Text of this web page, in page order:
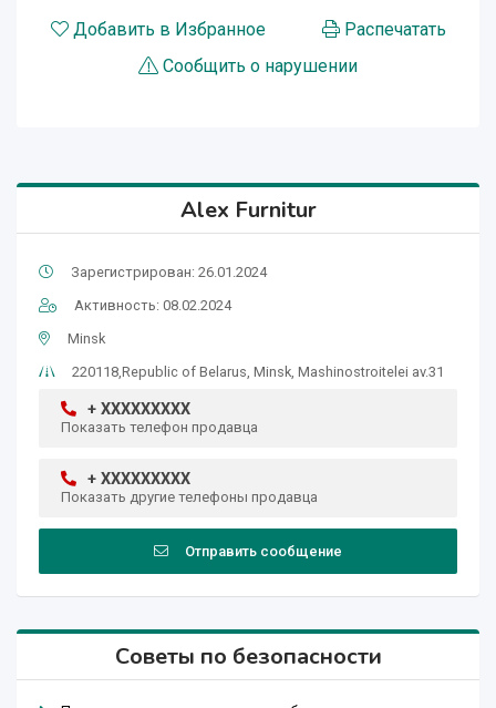
Добавить в Избранное
Распечатать
Сообщить о нарушении
Alex Furnitur
Зарегистрирован: 26.01.2024
Активность: 08.02.2024
Minsk
220118,Republic of Belarus, Minsk, Mashinostroitelei av.31
+ XXXXXXXXX
Показать телефон продавца
+ XXXXXXXXX
Показать другие телефоны продавца
Отправить сообщение
Советы по безопасности